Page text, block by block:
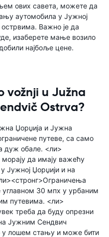
ових савета, можете да
аутомобила у Јужној
Важно је да
изаберете мање возило
најбоље цене.
vožnji u Južna
Ostrva?
Џорџија и Јужна
путеве, са само
дуж обале. <ли>
да имају важећу
Јужној Џорџији и на
углавном 30 мпх у урбаним
путевима. <ли>
треба да буду опрезни
Јужним Сендвич
у лошем стању и може бити